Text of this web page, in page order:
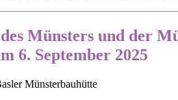
Münsters und der
6. September 2025
Münsterbauhütte